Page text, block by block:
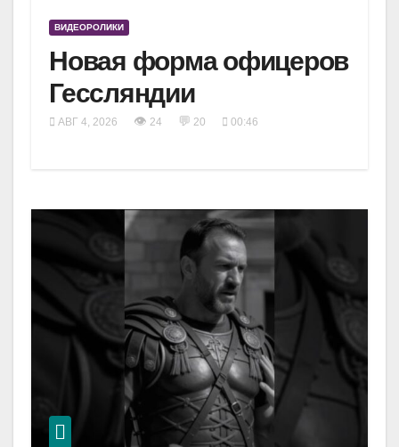
ВИДЕОРОЛИКИ
Новая форма офицеров
Гессляндии
АВГ 4, 2026 👁 24 💬 20 00:46